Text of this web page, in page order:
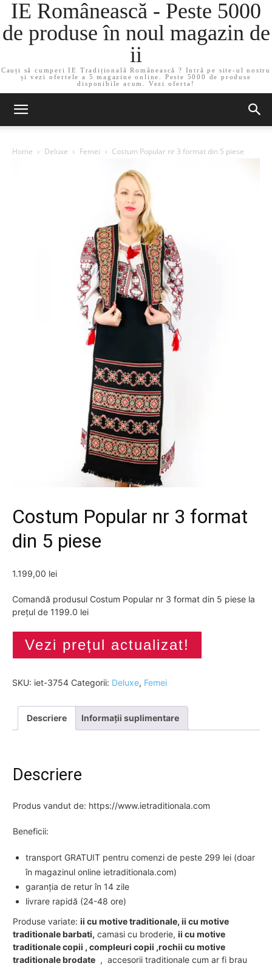
IE Românească - Peste 5000
de produse în noul magazin de
ii
Cauți să cumperi IE Tradițională Românească ? Intră pe site-ul nostru
și vezi ofertele a 5 magazine online. Peste 5000 de produse
disponibile acum. Vezi oferta!
Home Deluxe Femei Costum Popular nr 3 format din 5 piese
Costum Popular nr 3 format
din 5 piese
1.199,00 lei
Comandă produsul Costum Popular nr 3 format din 5 piese la
prețul de 1199.0 lei
Vezi prețul actualizat!
SKU: iet-3754 Categorii: Deluxe, Femei
Descriere Informații suplimentare
Descriere
Produs vandut de: https://www.ietraditionala.com
Beneficii:
transport GRATUIT pentru comenzi de peste 299 lei (doar
în magazinul online ietraditionala.com)
garanția de retur în 14 zile
livrare rapidă (24-48 ore)
Produse variate: ii cu motive traditionale, ii cu motive
traditionale barbati, camasi cu broderie, ii cu motive
traditionale copii , compleuri copii ,rochii cu motive
traditionale brodate , accesorii traditionale cum ar fi brau